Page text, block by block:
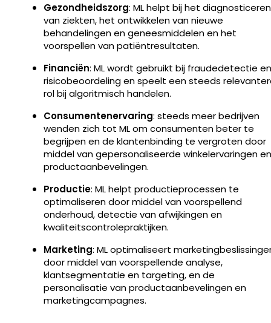
Gezondheidszorg: ML helpt bij het diagnosticeren
van ziekten, het ontwikkelen van nieuwe
behandelingen en geneesmiddelen en het
voorspellen van patiëntresultaten.
Financiën: ML wordt gebruikt bij fraudedetectie en
risicobeoordeling en speelt een steeds
rol bij algoritmisch handelen.
Consumentenervaring: steeds meer bedrijven
wenden zich tot ML om consumenten beter te
begrijpen en de klantenbinding te vergroten door
middel van gepersonaliseerde winkelervaringen en
productaanbevelingen.
Productie: ML helpt productieprocessen te
optimaliseren door middel van voorspellend
onderhoud, detectie van afwijkingen en
kwaliteitscontrolepraktijken.
Marketing: ML optimaliseert
door middel van voorspellende analyse,
klantsegmentatie en targeting, en de
personalisatie van productaanbevelingen en
marketingcampagnes.